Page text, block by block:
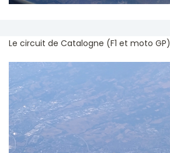
Le circuit de Catalogne (F1 et moto GP)